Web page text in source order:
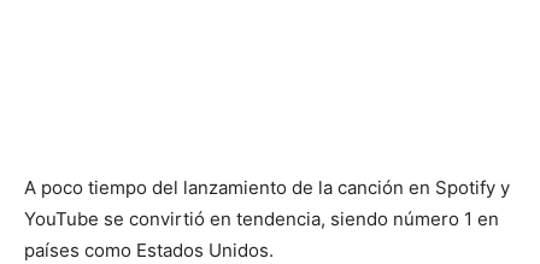
A poco tiempo del lanzamiento de la canción en Spotify y
YouTube se convirtió en tendencia, siendo número 1 en
países como Estados Unidos.